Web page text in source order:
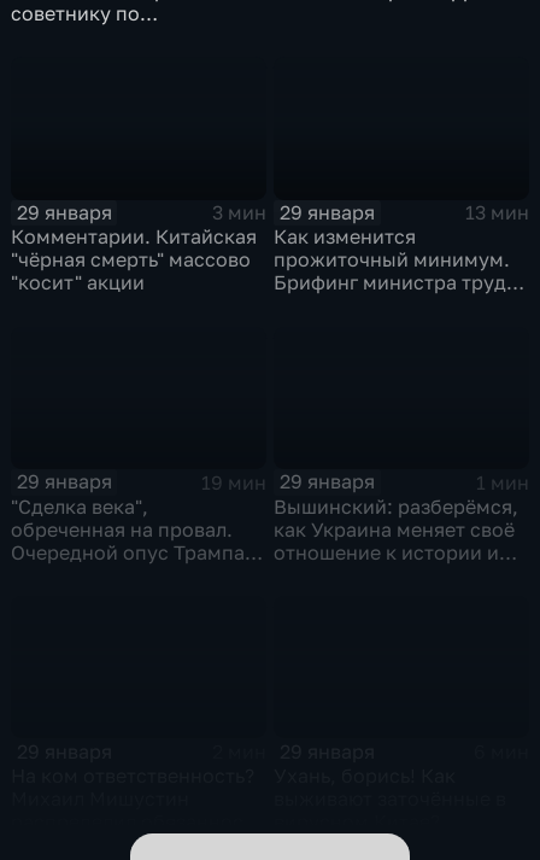
советнику по
29 января
3 мин
Комментарии. Китайская
"чёрная смерть" массово
"косит" акции
29 января
13 мин
Как изменится
прожиточный минимум.
Брифинг министра труда
29 января
19 мин
"Сделка века",
обреченная на провал.
Очередной опус Трампа.
29 января
1 мин
Вышинский: разберёмся,
как Украина меняет своё
отношение к истории и
вице-премьеров